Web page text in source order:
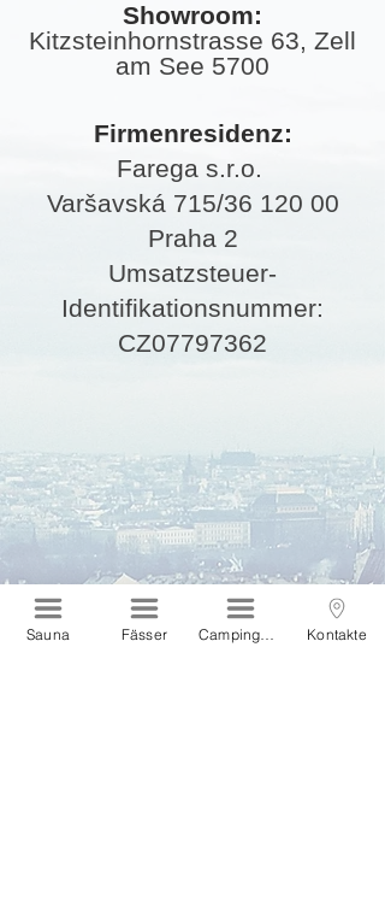
Showroom:
Kitzsteinhornstrasse 63, Zell
am See 5700
Firmenresidenz:
Farega s.r.o.
Varšavská 715/36 120 00
Praha 2
Umsatzsteuer-
Identifikationsnummer:
CZ07797362
Sauna Fässer Kontakte